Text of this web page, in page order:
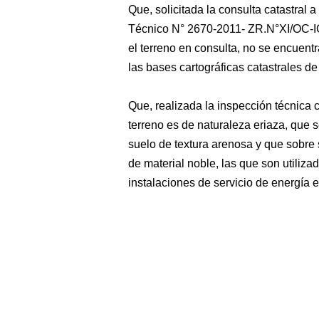
Que, solicitada la consulta catastral
Técnico N° 2670-2011- ZR.N°XI/
el terreno en consulta, no se
las bases cartográficas catastrales
Que, realizada la inspección técnica
terreno es de naturaleza eriaza, que
suelo de textura arenosa y que
de material noble, las que son
instalaciones de servicio de energía